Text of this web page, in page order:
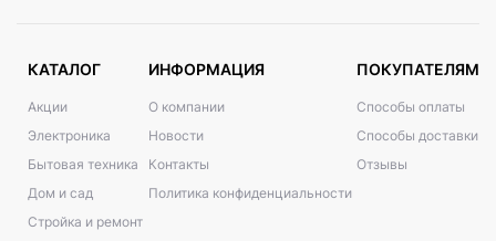
КАТАЛОГ
Акции
Электроника
Бытовая техника
Дом и сад
Стройка и ремонт
ИНФОРМАЦИЯ
О компании
Новости
Контакты
Политика конфиденциальности
ПОКУПАТЕЛЯМ
Способы оплаты
Способы доставки
Отзывы